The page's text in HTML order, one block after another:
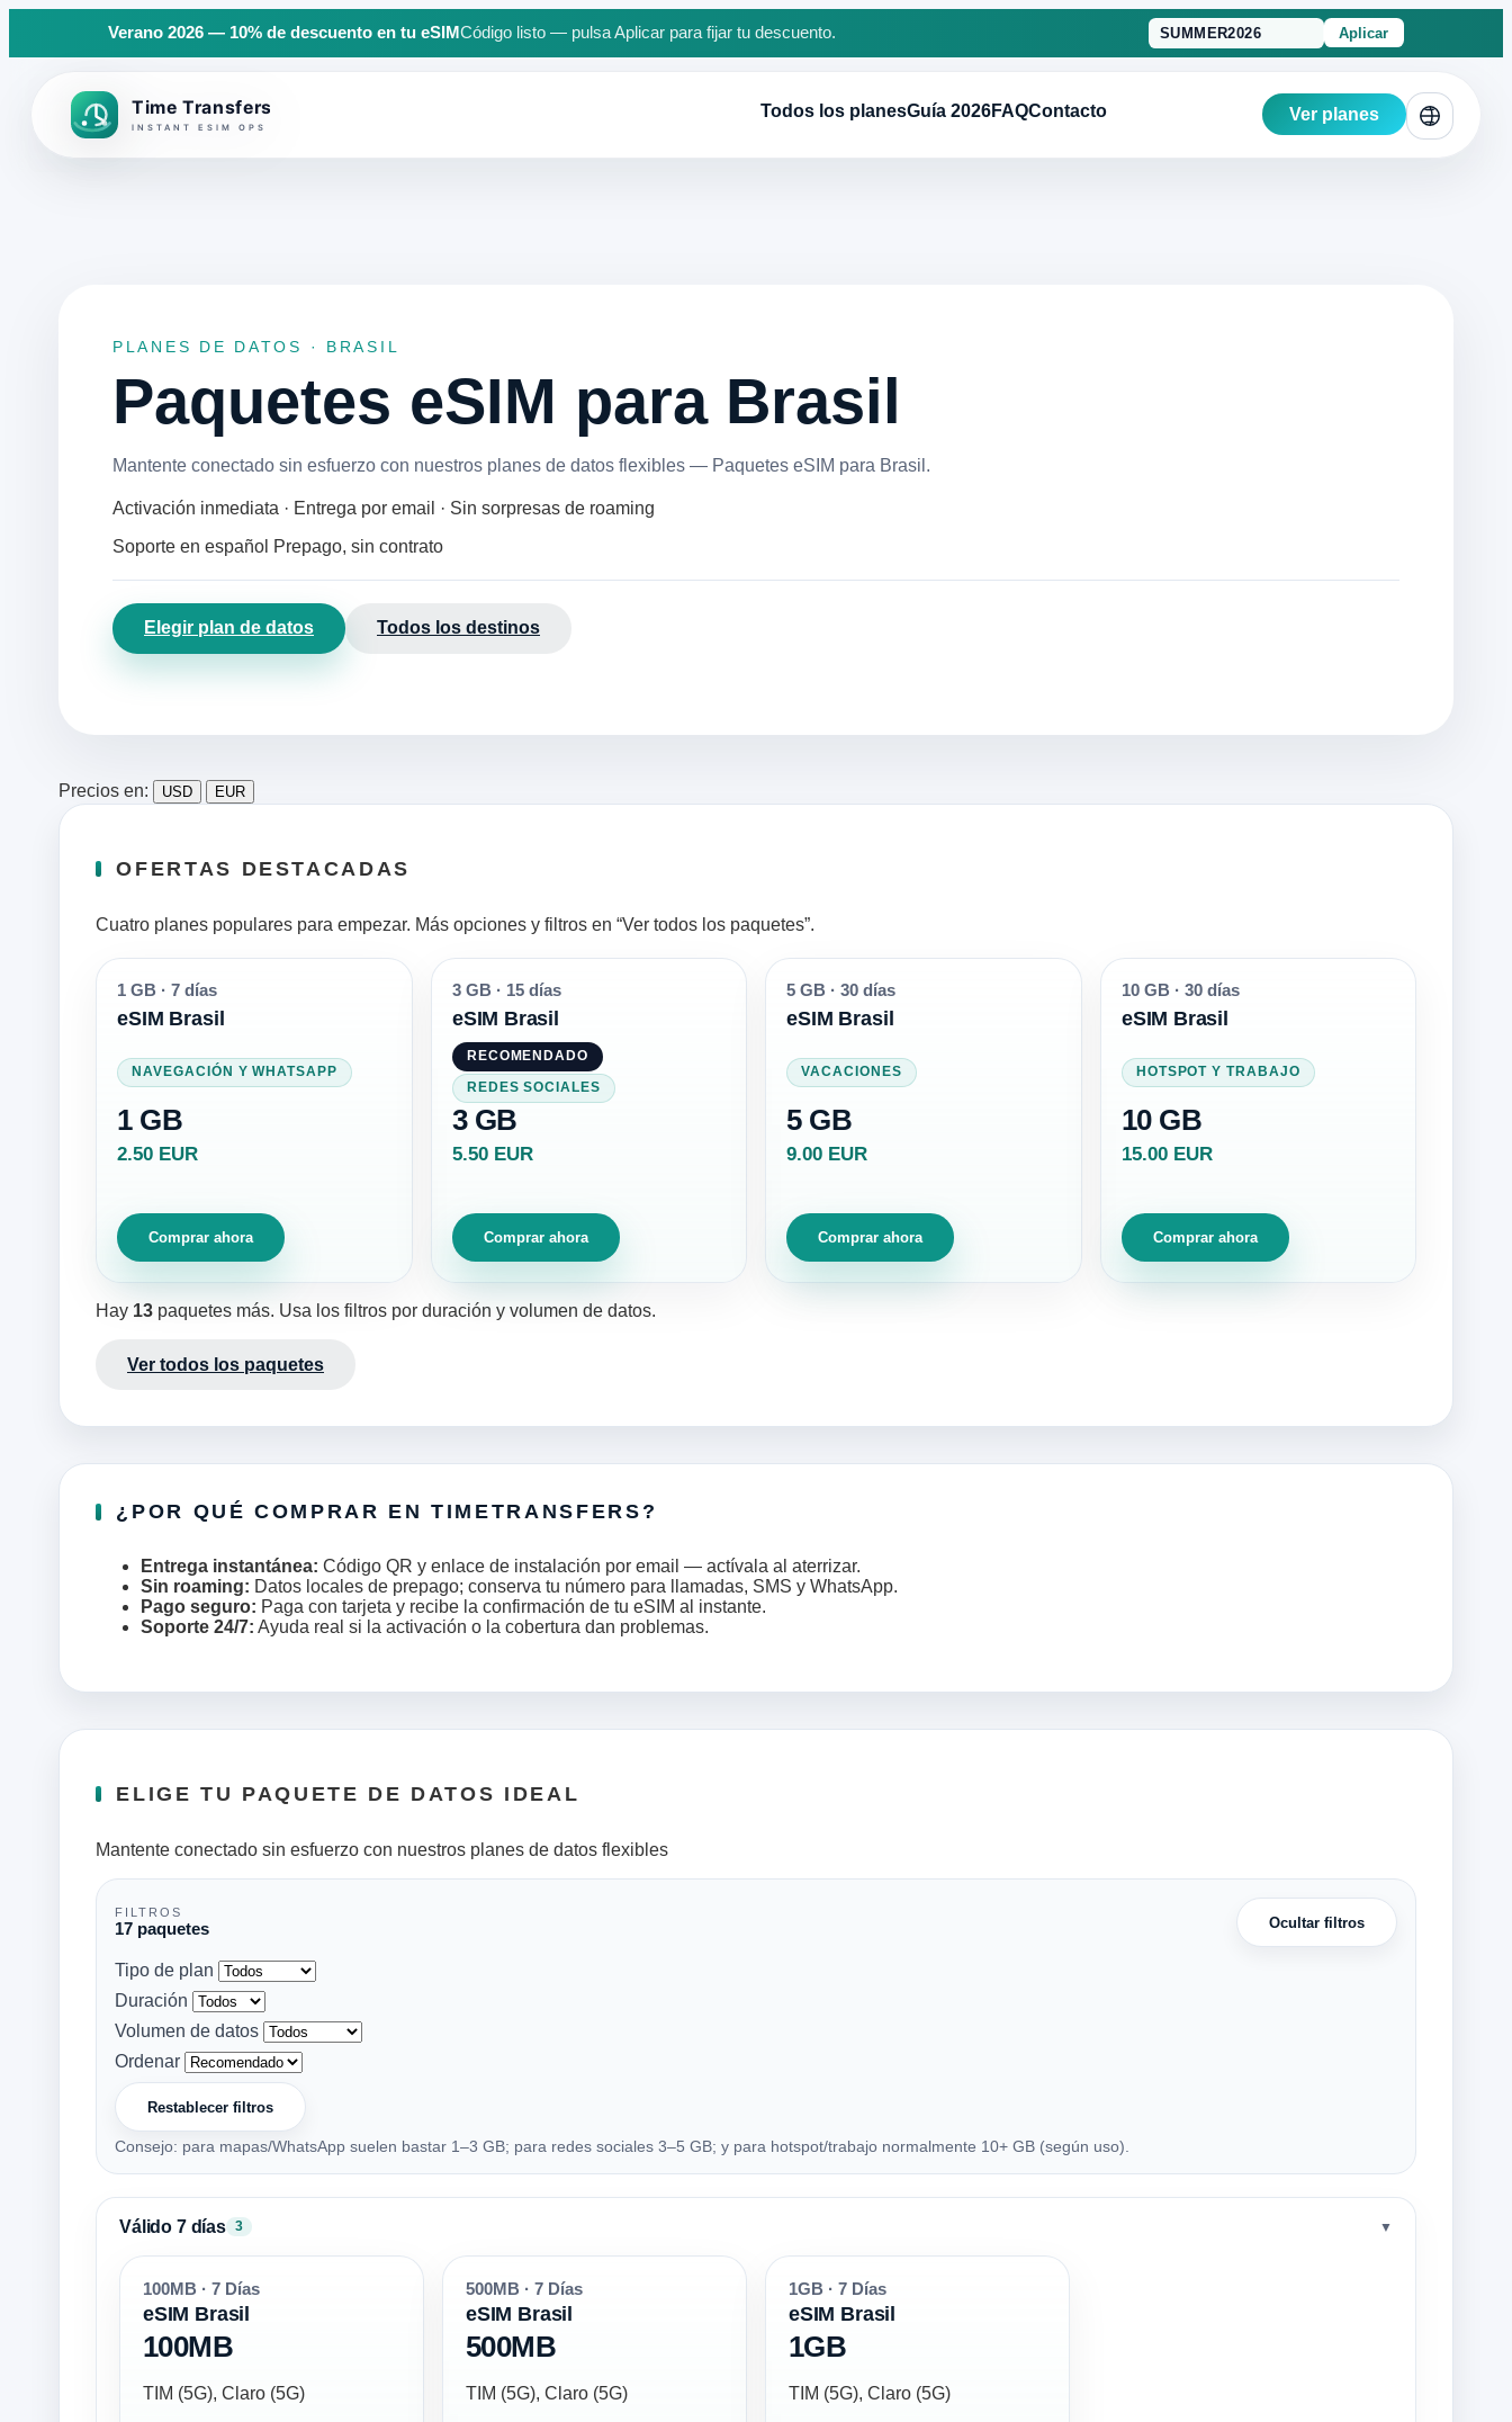
Verano 2026 — 10% de descuento en tu eSIMCódigo listo — pulsa Aplicar para fijar tu descuento. Aplicar
Back to top
Todos los planesGuía 2026FAQContacto Ver planes
PLANES DE DATOS · BRASIL
Paquetes eSIM para Brasil
Mantente conectado sin esfuerzo con nuestros planes de datos flexibles — Paquetes eSIM para Brasil.
Activación inmediata · Entrega por email · Sin sorpresas de roaming
Soporte en español Prepago, sin contrato
Elegir plan de datos Todos los destinos
Precios en: USD EUR
OFERTAS DESTACADAS
Cuatro planes populares para empezar. Más opciones y filtros en “Ver todos los paquetes”.
1 GB · 7 días
eSIM Brasil
NAVEGACIÓN Y WHATSAPP
1 GB
2.50 EUR
Comprar ahora
3 GB · 15 días
eSIM Brasil
RECOMENDADO
REDES SOCIALES
3 GB
5.50 EUR
Comprar ahora
5 GB · 30 días
eSIM Brasil
VACACIONES
5 GB
9.00 EUR
Comprar ahora
10 GB · 30 días
eSIM Brasil
HOTSPOT Y TRABAJO
10 GB
15.00 EUR
Comprar ahora
Hay 13 paquetes más. Usa los filtros por duración y volumen de datos.
Ver todos los paquetes
¿POR QUÉ COMPRAR EN TIMETRANSFERS?
Entrega instantánea: Código QR y enlace de instalación por email — actívala al aterrizar.
Sin roaming: Datos locales de prepago; conserva tu número para llamadas, SMS y WhatsApp.
Pago seguro: Paga con tarjeta y recibe la confirmación de tu eSIM al instante.
Soporte 24/7: Ayuda real si la activación o la cobertura dan problemas.
ELIGE TU PAQUETE DE DATOS IDEAL
Mantente conectado sin esfuerzo con nuestros planes de datos flexibles
FILTROS
17 paquetes Ocultar filtros
Tipo de plan
Duración
Volumen de datos
Ordenar
Restablecer filtros
Consejo: para mapas/WhatsApp suelen bastar 1–3 GB; para redes sociales 3–5 GB; y para hotspot/trabajo normalmente 10+ GB (según uso).
Válido 7 días 3 ▼
100MB · 7 Días
eSIM Brasil
100MB
TIM (5G), Claro (5G)
500MB · 7 Días
eSIM Brasil
500MB
TIM (5G), Claro (5G)
1GB · 7 Días
eSIM Brasil
1GB
TIM (5G), Claro (5G)